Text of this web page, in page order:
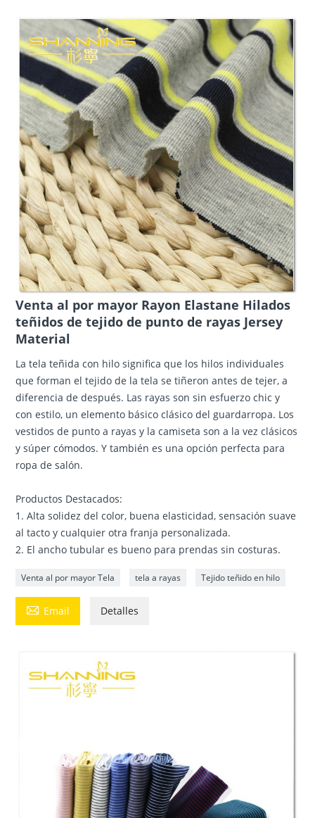
Venta al por mayor Rayon Elastane Hilados
teñidos de tejido de punto de rayas Jersey
Material
La tela teñida con hilo significa que los hilos individuales
que forman el tejido de la tela se tiñeron antes de tejer, a
diferencia de después. Las rayas son sin esfuerzo chic y
con estilo, un elemento básico clásico del guardarropa. Los
vestidos de punto a rayas y la camiseta son a la vez clásicos
y súper cómodos. Y también es una opción perfecta para
ropa de salón.
Productos Destacados:
1. Alta solidez del color, buena elasticidad, sensación suave
al tacto y cualquier otra franja personalizada.
2. El ancho tubular es bueno para prendas sin costuras.
Venta al por mayor Tela tela a rayas Tejido teñido en hilo
 Email Detalles